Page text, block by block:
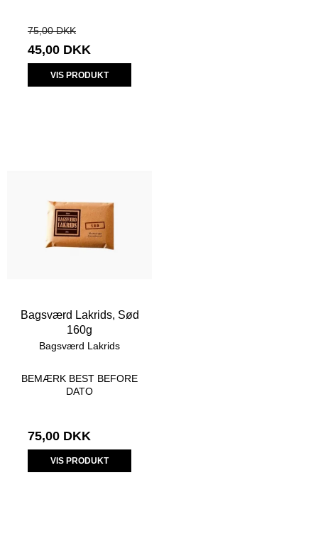
75,00 DKK
45,00 DKK
VIS PRODUKT
Bagsværd Lakrids, Sød
160g
Bagsværd Lakrids
BEMÆRK BEST BEFORE
DATO
75,00 DKK
VIS PRODUKT